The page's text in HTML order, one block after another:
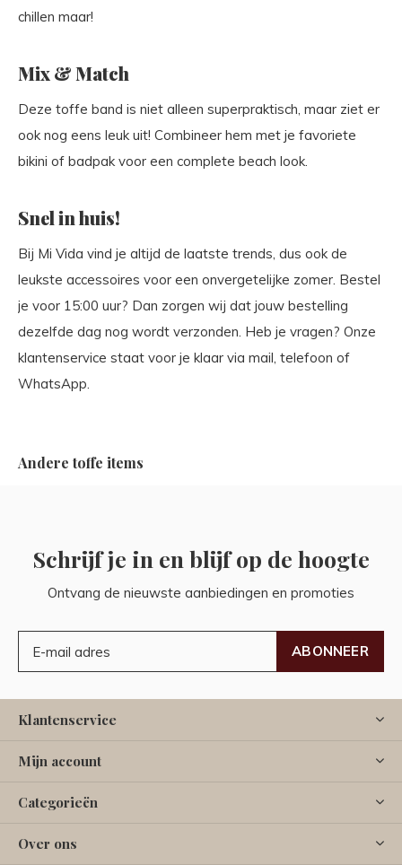
chillen maar!
Mix & Match
Deze toffe band is niet alleen superpraktisch, maar ziet er
ook nog eens leuk uit! Combineer hem met je favoriete
bikini of badpak voor een complete beach look.
Snel in huis!
Bij Mi Vida vind je altijd de laatste trends, dus ook de
leukste accessoires voor een onvergetelijke zomer. Bestel
je voor 15:00 uur? Dan zorgen wij dat jouw bestelling
dezelfde dag nog wordt verzonden. Heb je vragen? Onze
klantenservice staat voor je klaar via mail, telefoon of
WhatsApp.
Andere toffe items
Schrijf je in en blijf op de hoogte
Ontvang de nieuwste aanbiedingen en promoties
ABONNEER
Klantenservice
Mijn account
Categorieën
Over ons